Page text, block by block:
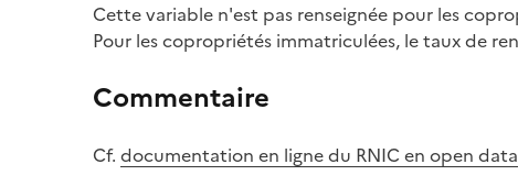
Cette variable n'est pas renseignée pour les
Pour les copropriétés immatriculées, le taux de
Commentaire
Cf. documentation en ligne du RNIC en open data